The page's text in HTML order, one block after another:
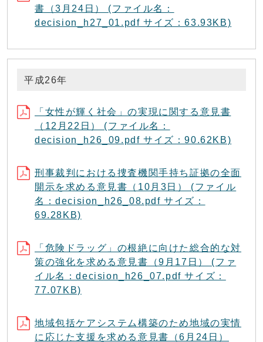
書（3月24日） (ファイル名：
decision_h27_01.pdf サイズ：63.93KB)
平成26年
「女性が輝く社会」の実現に関する意見書
（12月22日） (ファイル名：
decision_h26_09.pdf サイズ：90.62KB)
刑事裁判における捜査機関手持ち証拠の全面
開示を求める意見書（10月3日） (ファイル
名：decision_h26_08.pdf サイズ：
69.28KB)
「危険ドラッグ」の根絶に向けた総合的な対
策の強化を求める意見書（9月17日） (ファ
イル名：decision_h26_07.pdf サイズ：
77.07KB)
地域包括ケアシステム構築のため地域の実情
に応じた支援を求める意見書（6月24日）